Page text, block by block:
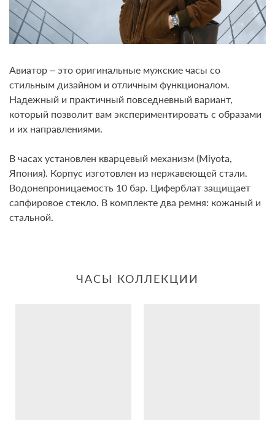
Авиатор – это оригинальные мужские часы со
стильным дизайном и отличным функционалом.
Надежный и практичный повседневный вариант,
который позволит вам экспериментировать с образами
и их направлениями.
В часах установлен кварцевый механизм (Miyota,
Япония). Корпус изготовлен из нержавеющей стали.
Водонепроницаемость 10 бар. Циферблат защищает
сапфировое стекло. В комплекте два ремня: кожаный и
стальной.
ЧАСЫ КОЛЛЕКЦИИ